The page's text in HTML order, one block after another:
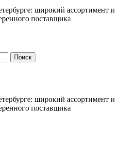
широкий ассортимент и
поставщика
широкий ассортимент и
поставщика